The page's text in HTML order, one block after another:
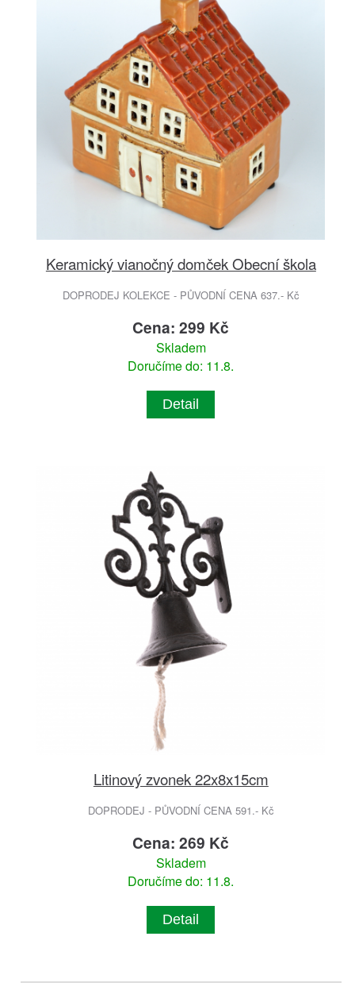
Keramický vianočný domček Obecní škola
DOPRODEJ KOLEKCE - PŮVODNÍ CENA 637.- Kč
Cena: 299 Kč
Skladem
Doručíme do: 11.8.
Detail
Litinový zvonek 22x8x15cm
DOPRODEJ - PŮVODNÍ CENA 591.- Kč
Cena: 269 Kč
Skladem
Doručíme do: 11.8.
Detail